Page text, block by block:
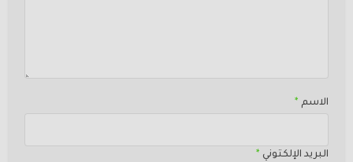
الاسم *
البريد الإلكتوني *